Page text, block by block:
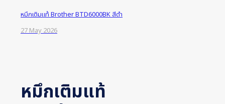
หมึกเติมแท้ Brother BTD6000BK สีดำ
27 May 2026
หมึกเติมแท้